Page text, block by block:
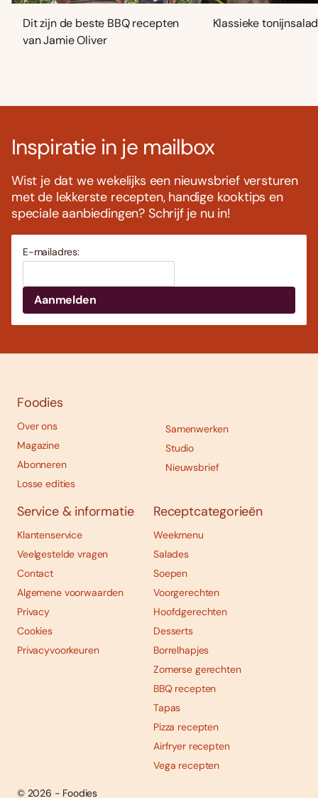
Dit zijn de beste BBQ recepten
van Jamie Oliver
Klassieke
Inspiratie in je mailbox
Wist je dat we wekelijks een nieuwsbrief versturen
met de lekkerste recepten, handige kooktips en
speciale aanbiedingen? Schrijf je nu in!
E-mailadres:
Foodies
Over ons
Magazine
Abonneren
Losse edities
Samenwerken
Studio
Nieuwsbrief
Service & informatie
Klantenservice
Veelgestelde vragen
Contact
Algemene voorwaarden
Privacy
Cookies
Privacyvoorkeuren
Receptcategorieën
Weekmenu
Salades
Soepen
Voorgerechten
Hoofdgerechten
Desserts
Borrelhapjes
Zomerse gerechten
BBQ recepten
Tapas
Pizza recepten
Airfryer recepten
Vega recepten
© 2026 - Foodies